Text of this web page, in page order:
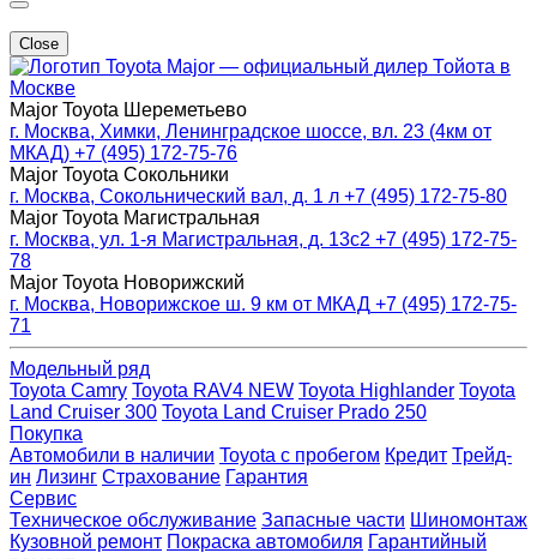
Close
Major — официальный дилер Тойота в
Москве
Major Toyota Шереметьево
г. Москва, Химки, Ленинградское шоссе, вл. 23 (4км от
МКАД) +7 (495) 172-75-76
Major Toyota Сокольники
г. Москва, Сокольнический вал, д. 1 л +7 (495) 172-75-80
Major Toyota Магистральная
г. Москва, ул. 1-я Магистральная, д. 13с2 +7 (495) 172-75-
78
Major Toyota Новорижский
г. Москва, Новорижское ш. 9 км от МКАД +7 (495) 172-75-
71
Модельный ряд
Toyota Camry Toyota RAV4 NEW Toyota Highlander Toyota
Land Cruiser 300 Toyota Land Cruiser Prado 250
Покупка
Автомобили в наличии Toyota с пробегом Кредит Трейд-
ин Лизинг Страхование Гарантия
Сервис
Техническое обслуживание Запасные части Шиномонтаж
Кузовной ремонт Покраска автомобиля Гарантийный